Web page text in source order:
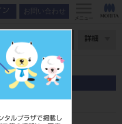
タルプラザで掲載し
ン お問い合わせ
メニュー
詳細
2 14L／A2ML 5入
A2ML 5入